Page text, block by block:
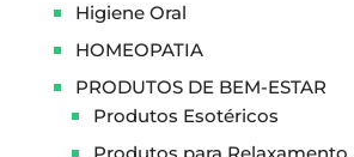
Higiene Oral
HOMEOPATIA
PRODUTOS DE BEM-ESTAR
Produtos Esotéricos